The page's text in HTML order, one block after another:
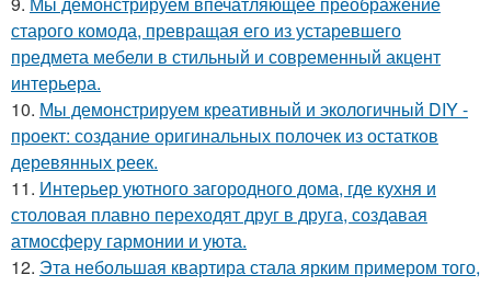
старого комода, превращая его из устаревшего
предмета мебели в стильный и современный акцент
интерьера.
10. Мы демонстрируем креативный и экологичный DIY -
проект: создание оригинальных полочек из остатков
деревянных реек.
11. Интерьер уютного загородного дома, где кухня и
столовая плавно переходят друг в друга, создавая
атмосферу гармонии и уюта.
12. Эта небольшая квартира стала ярким примером того,